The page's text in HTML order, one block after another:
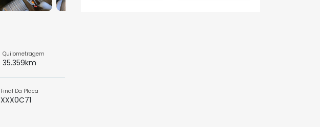
Quilometragem
35.359km
Final Da Placa
XXX0C71